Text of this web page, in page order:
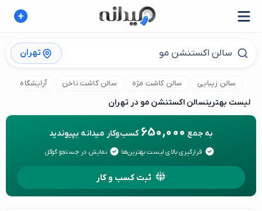
تهران
سالن زیبایی سالن کاشت مژه سالن کاشت ناخن آرایشگاه کودک
لیست بهترینسالن اکستنشن مو در تهران
به جمع 650,000 کسب‌وکار میدانه بپیوندید
قرارگیری بالای لیست بهترین‌ها نمایش در جستجو گوگل
ثبت کسب و کار